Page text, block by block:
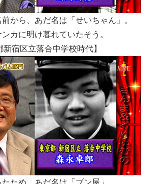
から、あだ名は「せいちゃん」。
カに明け暮れていたそう。
宿区立落合中学校時代】